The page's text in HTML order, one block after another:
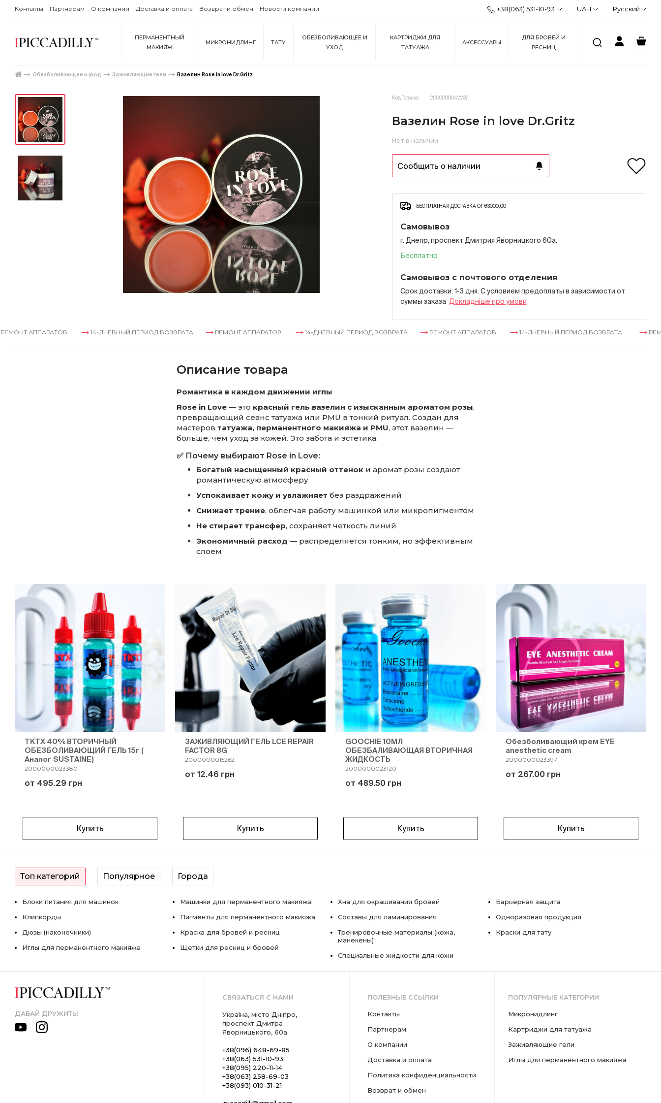
Контакты Партнерам О компании Доставка и оплата Возврат и обмен Новости компании +38(063) 531-10-93 UAH Русский
ПЕРМАНЕНТНЫЙ
МАКИЯЖ
МИКРОНИДЛИНГ ТАТУ
ОБЕЗБОЛИВАЮЩЕЕ И
УХОД
КАРТРИДЖИ ДЛЯ
ТАТУАЖА
АКСЕССУАРЫ
ДЛЯ БРОВЕЙ И
РЕСНИЦ
Обезболивающее и уход Заживляющие гели Вазелин Rose in love Dr.Gritz
Код Товара: 2000000042237
Вазелин Rose in love Dr.Gritz
Нет в наличии
Сообщить о наличии
БЕСПЛАТНАЯ ДОСТАВКА ОТ ₴3000,00
Самовывоз
г. Днепр, проспект Дмитрия Яворницкого 60а.
Бесплатно
Самовывоз с почтового отделения
Срок доставки: 1-3 дня. С условием предоплаты в зависимости от
суммы заказа Докладнiше про умови
14-ДНЕВНЫЙ ПЕРИОД ВОЗВРАТА РЕМОНТ АППАРАТОВ 14-ДНЕВНЫЙ ПЕРИОД ВОЗВРАТА РЕМОНТ АППАРАТОВ 14-ДНЕВНЫЙ ПЕРИОД ВОЗВРАТА РЕМОНТ
Описание товара
Романтика в каждом движении иглы
Rose in Love— это красный гель‑вазелин с изысканным ароматом розы,
превращающий сеанс татуажа или PMU в тонкий ритуал. Создан для
мастеров татуажа, перманентного макияжа и PMU, этот вазелин —
больше, чем уход за кожей. Это забота и эстетика.
✅ Почему выбирают Rose in Love:
Богатый насыщенный красный оттеноки аромат розы создают
романтическую атмосферу
Успокаивает кожу и увлажняет без раздражений
Снижает трение, облегчая работу машинкой или микропигментом
Не стирает трансфер, сохраняет четкость линий
Экономичный расход — распределяется тонким, но эффективным
слоем
TKTX 40% ВТОРИЧНЫЙ
ОБЕЗБОЛИВАЮЩИЙ ГЕЛЬ 15г (
Аналог SUSTAINE)
2000000023380
от 495.29 грн
Купить
ЗАЖИВЛЯЮЩИЙ ГЕЛЬ LCE REPAIR
FACTOR 8G
2000000015262
от 12.46 грн
Купить
GOOCHIE 10МЛ
ОБЕЗБАЛИВАЮЩАЯ ВТОРИЧНАЯ
ЖИДКОСТЬ
2000000023120
от 489.50 грн
Купить
Обезболивающий крем EYE
anesthetic cream
2000000023397
от 267.00 грн
Купить
Топ категорий Популярное Города
Блоки питания для машинок
Клипкорды
Дюзы (наконечники)
Иглы для перманентного макияжа
Машинки для перманентного макияжа
Пигменты для перманентного макияжа
Краска для бровей и ресниц
Щетки для ресниц и бровей
Хна для окрашивания бровей
Составы для ламинирования
Тренировочные материалы (кожа,
манекены)
Специальные жидкости для кожи
Барьерная защита
Одноразовая продукция
Краски для тату
ДАВАЙ ДРУЖИТЬ!
СВЯЗАТЬСЯ С НАМИ
Україна, місто Дніпро,
проспект Дмитра
Яворницького, 60а
+38(096) 648-69-85
+38(063) 531-10-93
+38(095) 220-11-14
+38(063) 258-69-03
+38(093) 010-31-21
ПОЛЕЗНЫЕ ССЫЛКИ
Контакты
Партнерам
О компании
Доставка и оплата
Политика конфиденциальности
Возврат и обмен
ПОПУЛЯРНЫЕ КАТЕГОРИИ
микронидлинг
картриджи для татуажа
заживляющие гели
иглы для перманентного макияжа